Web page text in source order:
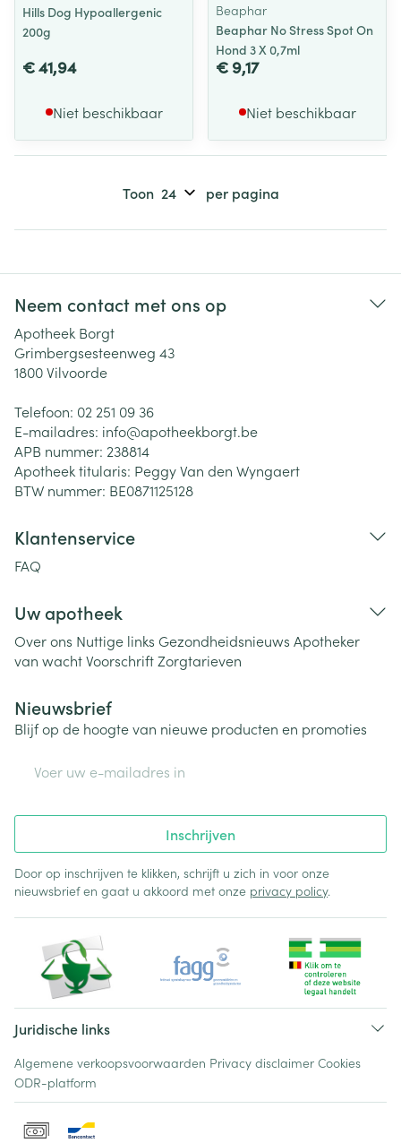
Hills Dog Hypoallergenic
200g
€ 41,94
Niet beschikbaar
Beaphar
Beaphar No Stress Spot On
Hond 3 X 0,7ml
€ 9,17
Niet beschikbaar
Toon per pagina
Neem contact met ons op
Apotheek Borgt
Grimbergsesteenweg 43
1800Vilvoorde
Telefoon: 02 251 09 36
E-mailadres: info@apotheekborgt.be
APB nummer: 238814
Apotheek titularis: Peggy Van den Wyngaert
BTW nummer: BE0871125128
Klantenservice
FAQ
Uw apotheek
Over ons Nuttige links Gezondheidsnieuws Apotheker
van wachtVoorschriftZorgtarieven
Nieuwsbrief
Blijf op de hoogte van nieuwe producten en promoties
Inschrijven
Door op inschrijven te klikken, schrijft u zich in voor onze
nieuwsbrief en gaat u akkoord met onze privacy policy.
Juridische links
Algemene verkoopsvoorwaarden Privacy disclaimer Cookies
ODR-platform